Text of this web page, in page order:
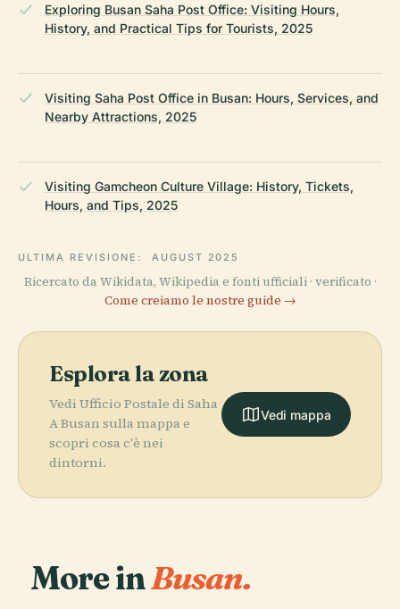
Exploring Busan Saha Post Office: Visiting Hours,
History, and Practical Tips for Tourists, 2025
Visiting Saha Post Office in Busan: Hours, Services, and
Nearby Attractions, 2025
Visiting Gamcheon Culture Village: History, Tickets,
Hours, and Tips, 2025
ULTIMA REVISIONE: AUGUST 2025
Ricercato da Wikidata, Wikipedia e fonti ufficiali · verificato ·
Come creiamo le nostre guide →
Esplora la zona
Vedi Ufficio Postale di Saha
A Busan sulla mappa e
scopri cosa c'è nei
dintorni.
Vedi mappa
More inBusan.